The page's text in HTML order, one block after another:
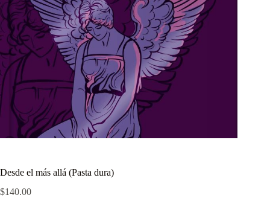
Desde el más allá (Pasta dura)
$140.00